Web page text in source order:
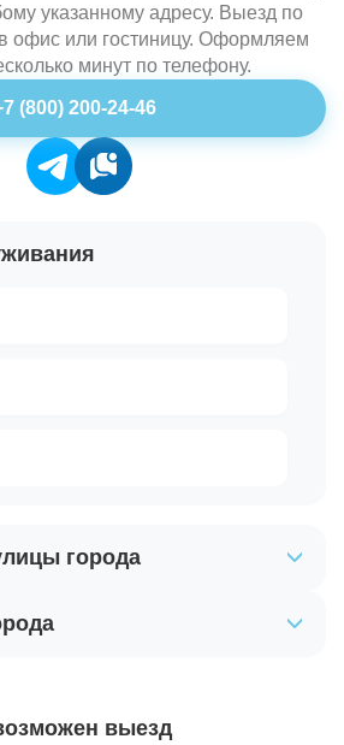
указанному адресу. Выезд по
офис или гостиницу. Оформляем
минут по телефону.
(800) 200-24-46
города
выезд